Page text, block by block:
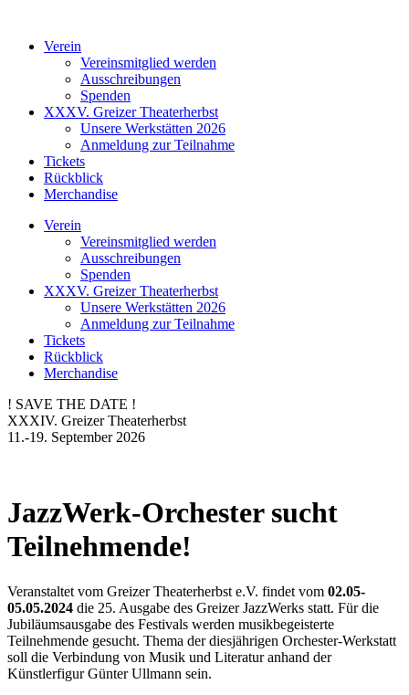
Verein
Vereinsmitglied werden
Ausschreibungen
Spenden
XXXV. Greizer Theaterherbst
Unsere Werkstätten 2026
Anmeldung zur Teilnahme
Tickets
Rückblick
Merchandise
Verein
Vereinsmitglied werden
Ausschreibungen
Spenden
XXXV. Greizer Theaterherbst
Unsere Werkstätten 2026
Anmeldung zur Teilnahme
Tickets
Rückblick
Merchandise
! SAVE THE DATE !
XXXIV. Greizer Theaterherbst
11.-19. September 2026
JazzWerk-Orchester sucht
Teilnehmende!
Veranstaltet vom Greizer Theaterherbst e.V. findet vom 02.05-
05.05.2024 die 25. Ausgabe des Greizer JazzWerks statt. Für die
Jubiläumsausgabe des Festivals werden musikbegeisterte
Teilnehmende gesucht. Thema der diesjährigen Orchester-Werkstatt
soll die Verbindung von Musik und Literatur anhand der
Künstlerfigur Günter Ullmann sein.